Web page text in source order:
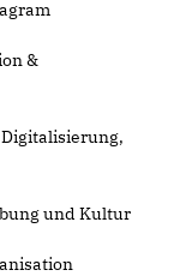
&
und Kultur